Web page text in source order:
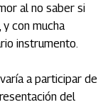
al no saber si
con mucha
instrumento.
a participar de
del